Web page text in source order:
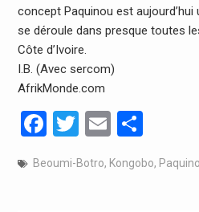
concept Paquinou est
se déroule dans presque toutes
Côte d’Ivoire.
I.B. (Avec sercom)
AfrikMonde.com
Facebook
Twitter
Email
Beoumi-Botro, Kongobo,